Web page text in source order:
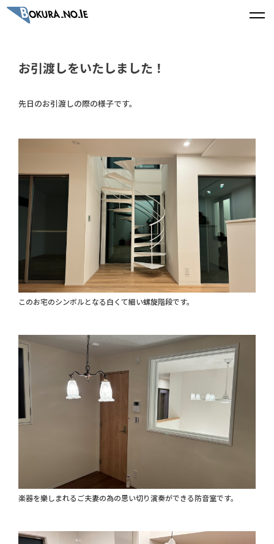
お引渡しをいたしました！
先日のお引渡しの際の様子です。
このお宅のシンボルとなる白くて細い螺旋階段です。
楽器を樂しまれるご夫妻の為の思い切り演奏ができる防音室です。